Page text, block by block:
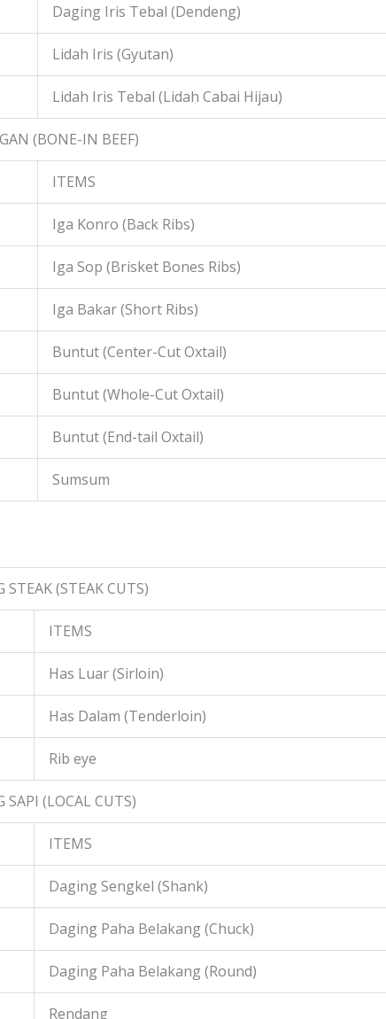
Daging Iris Tebal (Dendeng)
Lidah Iris (Gyutan)
Lidah Iris Tebal (Lidah Cabai Hijau)
(BONE-IN BEEF)
ITEMS
Iga Konro (Back Ribs)
Iga Sop (Brisket Bones Ribs)
Iga Bakar (Short Ribs)
Buntut (Center-Cut Oxtail)
Buntut (Whole-Cut Oxtail)
Buntut (End-tail Oxtail)
Sumsum
STEAK (STEAK CUTS)
ITEMS
Has Luar (Sirloin)
Has Dalam (Tenderloin)
Rib eye
SAPI (LOCAL CUTS)
ITEMS
Daging Sengkel (Shank)
Daging Paha Belakang (Chuck)
Daging Paha Belakang (Round)
Rendang